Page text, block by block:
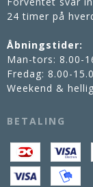
24 timer på
Åbningstider:
Man-tors: 8.00-
Fredag: 8.00-
Weekend &
BETALING